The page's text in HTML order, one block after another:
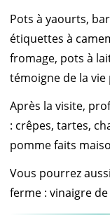
Pots à yaourts,
étiquettes à
fromage, pots à
témoigne de la vie
Après la visite,
: crêpes, tartes,
pomme faits
Vous pourrez
ferme : vinaigre